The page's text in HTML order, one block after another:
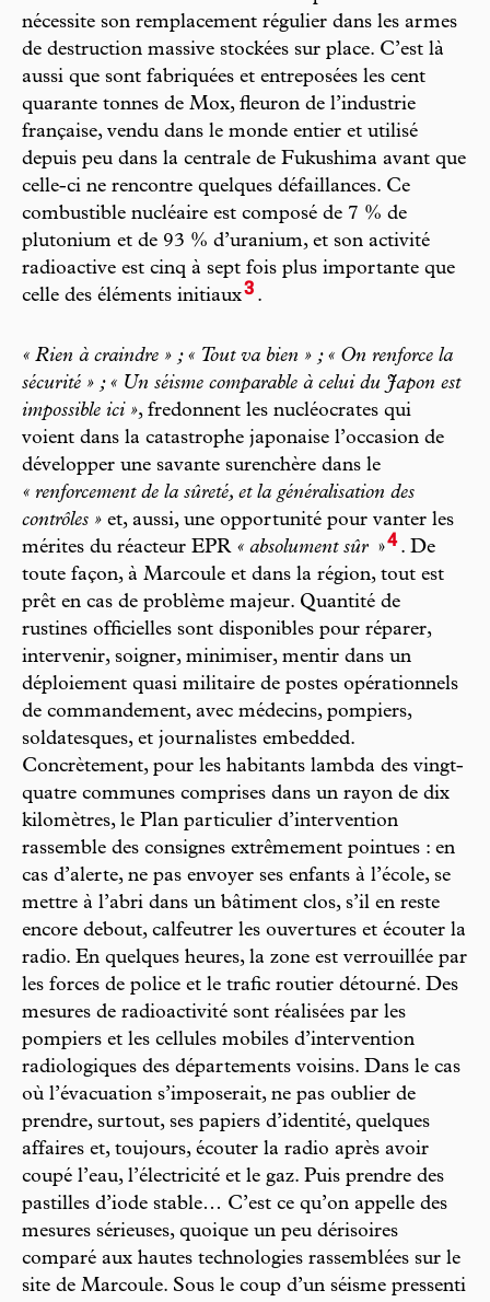
nécessite son remplacement régulier dans les armes
de destruction massive stockées sur place. C’est là
aussi que sont fabriquées et entreposées les cent
quarante tonnes de Mox, fleuron de l’industrie
française, vendu dans le monde entier et utilisé
depuis peu dans la centrale de Fukushima avant que
celle-ci ne rencontre quelques défaillances. Ce
combustible nucléaire est composé de 7 % de
plutonium et de 93 % d’uranium, et son activité
radioactive est cinq à sept fois plus importante que
celle des éléments initiaux3 .
« Rien à craindre » ; « Tout va bien » ; « On renforce la
sécurité » ; « Un séisme comparable à celui du Japon est
impossible ici », fredonnent les nucléocrates qui
voient dans la catastrophe japonaise l’occasion de
développer une savante surenchère dans le
« renforcement de la sûreté, et la généralisation des
contrôles » et, aussi, une opportunité pour vanter les
mérites du réacteur EPR « absolument sûr »4. De
toute façon, à Marcoule et dans la région, tout est
prêt en cas de problème majeur. Quantité de
rustines officielles sont disponibles pour réparer,
intervenir, soigner, minimiser, mentir dans un
déploiement quasi militaire de postes opérationnels
de commandement, avec médecins, pompiers,
soldatesques, et journalistes embedded.
Concrètement, pour les habitants lambda des vingt-
quatre communes comprises dans un rayon de dix
kilomètres, le Plan particulier d’intervention
rassemble des consignes extrêmement pointues : en
cas d’alerte, ne pas envoyer ses enfants à l’école, se
mettre à l’abri dans un bâtiment clos, s’il en reste
encore debout, calfeutrer les ouvertures et écouter la
radio. En quelques heures, la zone est verrouillée par
les forces de police et le trafic routier détourné. Des
mesures de radioactivité sont réalisées par les
pompiers et les cellules mobiles d’intervention
radiologiques des départements voisins. Dans le cas
où l’évacuation s’imposerait, ne pas oublier de
prendre, surtout, ses papiers d’identité, quelques
affaires et, toujours, écouter la radio après avoir
coupé l’eau, l’électricité et le gaz. Puis prendre des
pastilles d’iode stable… C’est ce qu’on appelle des
mesures sérieuses, quoique un peu dérisoires
comparé aux hautes technologies rassemblées sur le
site de Marcoule. Sous le coup d’un séisme pressenti